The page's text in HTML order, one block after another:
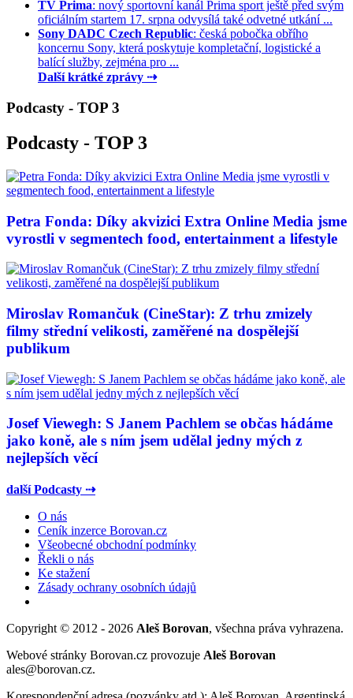
TV Prima: nový sportovní kanál Prima sport ještě před svým
oficiálním startem 17. srpna odvysílá také odvetné utkání ...
Sony DADC Czech Republic: česká pobočka obřího
koncernu Sony, která poskytuje kompletační, logistické a
balící služby, zejména pro ...
Další krátké zprávy ⇢
Podcasty - TOP 3
Podcasty - TOP 3
Petra Fonda: Díky akvizici Extra Online Media jsme
vyrostli v segmentech food, entertainment a lifestyle
Miroslav Romančuk (CineStar): Z trhu zmizely
filmy střední velikosti, zaměřené na dospělejší
publikum
Josef Viewegh: S Janem Pachlem se občas hádáme
jako koně, ale s ním jsem udělal jedny mých z
nejlepších věcí
další Podcasty ⇢
O nás
Ceník inzerce Borovan.cz
Všeobecné obchodní podmínky
Řekli o nás
Ke stažení
Zásady ochrany osobních údajů
Copyright © 2012 - 2026 Aleš Borovan, všechna práva vyhrazena.
Webové stránky Borovan.cz provozuje Aleš Borovan
ales@borovan.cz.